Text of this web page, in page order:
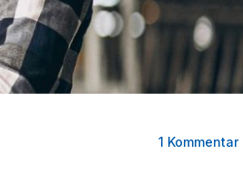
1 Kommentar